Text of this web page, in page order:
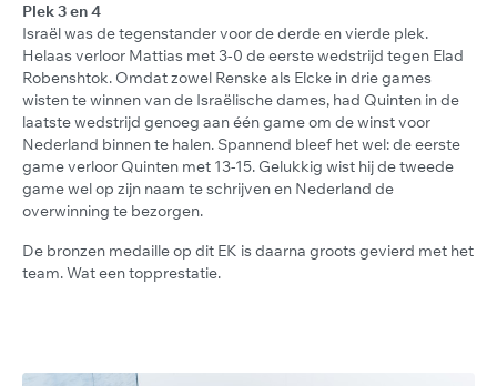
Plek 3 en 4
Israël was de tegenstander voor de derde en vierde plek.
Helaas verloor Mattias met 3-0 de eerste wedstrijd tegen Elad
Robenshtok. Omdat zowel Renske als Elcke in drie games
wisten te winnen van de Israëlische dames, had Quinten in de
laatste wedstrijd genoeg aan één game om de winst voor
Nederland binnen te halen. Spannend bleef het wel: de eerste
game verloor Quinten met 13-15. Gelukkig wist hij de tweede
game wel op zijn naam te schrijven en Nederland de
overwinning te bezorgen.
De bronzen medaille op dit EK is daarna groots gevierd met het
team. Wat een topprestatie.